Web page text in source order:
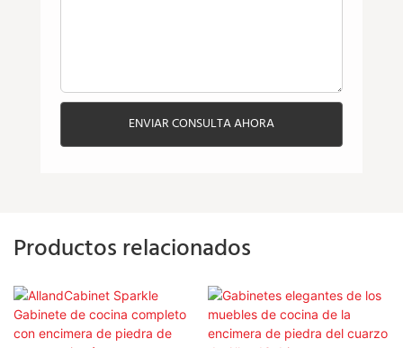
ENVIAR CONSULTA AHORA
Productos relacionados